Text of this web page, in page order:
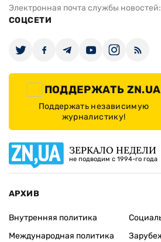
Электронная почта службы новостей:
СОЦСЕТИ
ПОДДЕРЖАТЬ ZN.UA
Поддержать независимую
журналистику!
ЗЕРКАЛО НЕДЕЛИ
не подводим с 1994-го года
АРХИВ
Внутренняя политика
Международная политика